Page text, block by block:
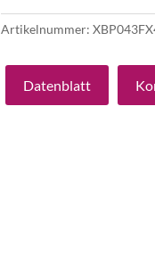
Artikelnummer:
Datenblatt